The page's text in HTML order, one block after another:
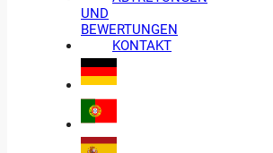
UND
BEWERTUNGEN
KONTAKT